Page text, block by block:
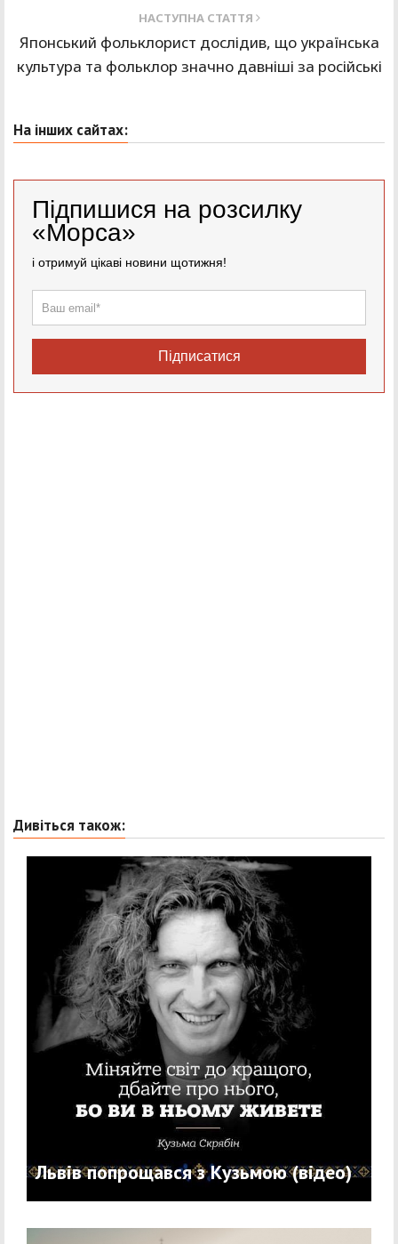
НАСТУПНА СТАТТЯ
Японський фольклорист дослідив, що українська
культура та фольклор значно давніші за російські
На інших сайтах:
Підпишися на розсилку
«Морса»
і отримуй цікаві новини щотижня!
Підписатися
Дивіться також:
Львів попрощався з Кузьмою (відео)